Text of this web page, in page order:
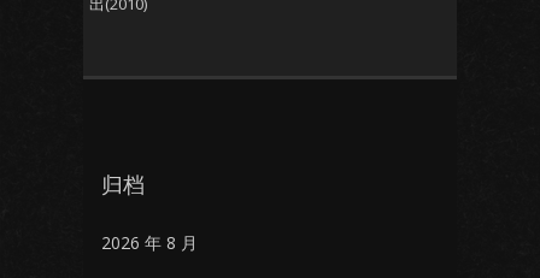
归档
2026 年 8 月